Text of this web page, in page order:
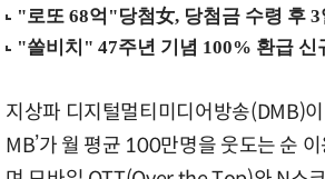
지상파 디지털멀티미디어방송(DMB)
MB’가 월 평균 100만명을 웃도는 순